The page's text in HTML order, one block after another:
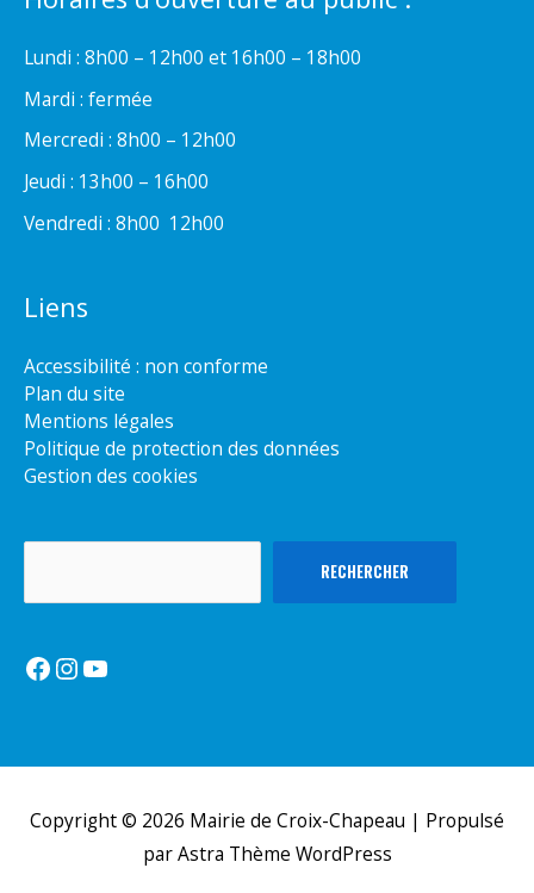
Lundi : 8h00 – 12h00 et 16h00 – 18h00
Mardi : fermée
Mercredi : 8h00 – 12h00
Jeudi : 13h00 – 16h00
Vendredi : 8h00  12h00
Liens
Accessibilité : non conforme
Plan du site
Mentions légales
Politique de protection des données
Gestion des cookies
RECHERCHER
Facebook
Instagram
YouTube
Copyright © 2026 Mairie de Croix-Chapeau | Propulsé
parAstra Thème WordPress